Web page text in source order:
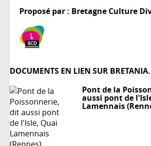
Proposé par : Bretagne Culture
DOCUMENTS EN LIEN SUR
Pont de la
aussi pont de
Lamennais